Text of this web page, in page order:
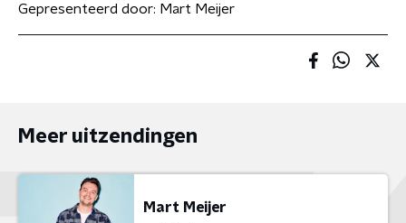
Gepresenteerd door: Mart Meijer
Meer uitzendingen
Mart Meijer